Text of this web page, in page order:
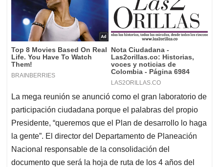
La mega reunión se anunció como el gran laboratorio de
participación ciudadana porque el palabras del propio
Presidente, “queremos que el Plan de desarrollo lo haga
la gente”. El director del Departamento de Planeación
Nacional responsable de la consolidación del
documento que será la hoja de ruta de los 4 años del